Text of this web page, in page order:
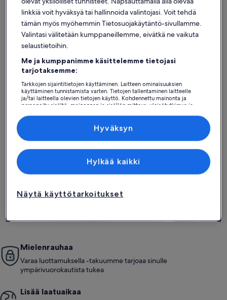
Löydä tyyliisi sopivia majoituspaikkoja
Mielenrauhaa
Varaa luottamuksella -takuumme tarjoaa sinulle
ympärivuorokautista tukea
Lisää laatuaikaa
linkkiä voit hyväksyä tai hallinnoida valintojasi. Voit tehdä
tämän myös myöhemmin Tietosuojakäytäntö-sivullamme.
Valintasi välitetään kumppaneillemme, eivätkä ne vaikuta
selaustietoihin.
Me ja kumppanimme käsittelemme tietojasi
tarjotaksemme:
Tarkkojen sijaintitietojen käyttäminen. Laitteen ominaisuuksien
käyttäminen tunnistamista varten. Tietojen tallentaminen laitteelle
ja/tai laitteella olevien tietojen käyttö. Kohdennettu mainonta ja
personoitu sisältö, mainonnan ja sisällön mittaus, yleisötutkimus ja
Kumppanien (toimittajien) luettelo
Näytä käyttötarkoitukset
Hylkää kaikki
Hyväksyn